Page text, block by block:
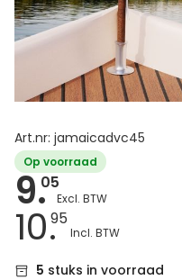
Art.nr: jamaicadvc45
Op voorraad
9.05
10.95
5 stuks in voorraad